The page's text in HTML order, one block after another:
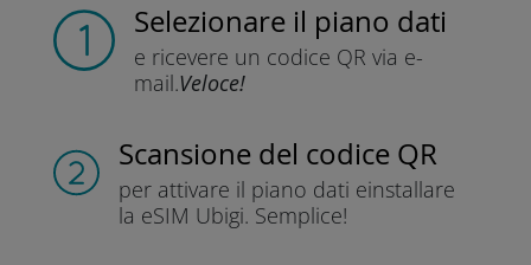
Selezionare il piano dati
e ricevere un codice QR via e-
mail.Veloce!
Scansione del codice QR
per attivare il piano dati einstallare
la eSIM Ubigi. Semplice!